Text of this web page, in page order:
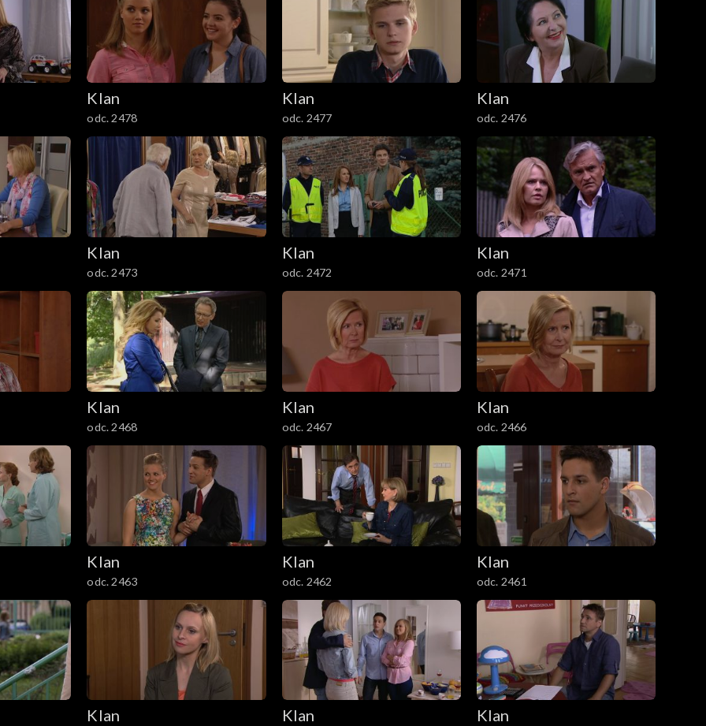
Klan
odc. 2478
Klan
odc. 2477
Klan
odc. 2476
Klan
odc. 2473
Klan
odc. 2472
Klan
odc. 2471
Klan
odc. 2468
Klan
odc. 2467
Klan
odc. 2466
Klan
odc. 2463
Klan
odc. 2462
Klan
odc. 2461
Klan Klan Klan